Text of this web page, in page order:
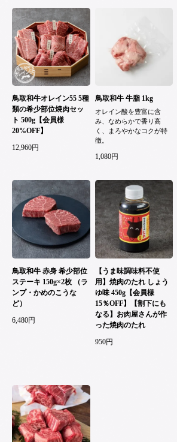
鳥取和牛オレイン55 5種
類の希少部位焼肉セッ
ト 500g【会員様
20%OFF】
12,960円
鳥取和牛 牛脂 1kg
オレイン酸を豊富に含
み、なめらかで香り高
く、まろやかなコクが特
徴。
1,080円
鳥取和牛 赤身 希少部位
ステーキ 150g×2枚 （ラ
ンプ・かめのこうな
ど）
6,480円
【うま味調味料不使
用】焼肉のたれ しょう
ゆ味 450g【会員様
15％OFF】【割下にも
なる】お肉屋さんが作
った焼肉のたれ
950円